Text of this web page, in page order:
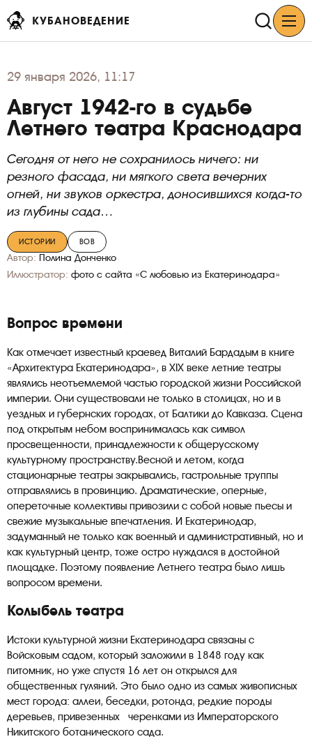
КУБАНОВЕДЕНИЕ
29 января 2026, 11:17
Август 1942-го в судьбе
Летнего театра Краснодара
Сегодня от него не сохранилось ничего: ни
резного фасада, ни мягкого света вечерних
огней, ни звуков оркестра, доносившихся когда-то
из глубины сада…
ИСТОРИИ ВОВ
Автор: Полина Донченко
Иллюстратор: фото с сайта «С любовью из Екатеринодара»
Вопрос времени
Как отмечает известный краевед Виталий Бардадым в книге
«Архитектура Екатеринодара», в XIX веке летние театры
являлись неотъемлемой частью городской жизни Российской
империи. Они существовали не только в столицах, но и в
уездных и губернских городах, от Балтики до Кавказа. Сцена
под открытым небом воспринималась как символ
просвещенности, принадлежности к общерусскому
культурному пространству.Весной и летом, когда
стационарные театры закрывались, гастрольные труппы
отправлялись в провинцию. Драматические, оперные,
опереточные коллективы привозили с собой новые пьесы и
свежие музыкальные впечатления. И Екатеринодар,
задуманный не только как военный и административный, но и
как культурный центр, тоже остро нуждался в достойной
площадке. Поэтому появление Летнего театра было лишь
вопросом времени.
Колыбель театра
Истоки культурной жизни Екатеринодара связаны с
Войсковым садом, который заложили в 1848 году как
питомник, но уже спустя 16 лет он открылся для
общественных гуляний. Это было одно из самых живописных
мест города: аллеи, беседки, ротонда, редкие породы
деревьев, привезенных черенками из Императорского
Никитского ботанического сада.